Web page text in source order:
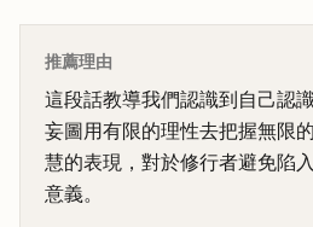
推薦理由
這段話教導我們認識到自己認
妄圖用有限的理性去把握無限
慧的表現，對於修行者避免陷
意義。